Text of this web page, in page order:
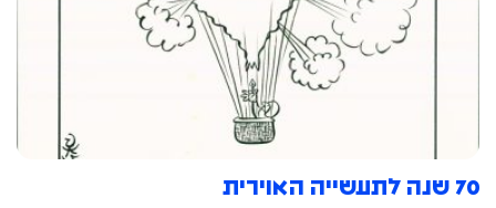
70 שנה לתעשייה האוירית